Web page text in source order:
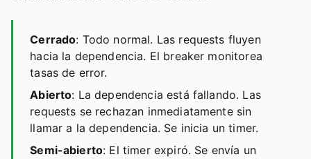
Cerrado: Todo normal. Las requests fluyen
hacia la dependencia. El breaker monitorea
tasas de error.
Abierto: La dependencia está fallando. Las
requests se rechazan inmediatamente sin
llamar a la dependencia. Se inicia un timer.
Semi-abierto: El timer expiró. Se envía un